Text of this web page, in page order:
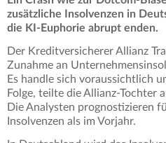
zusätzliche Insolvenzen in
die KI-Euphorie abrupt enden.
Der Kreditversicherer Allianz
Zunahme an
Es handle sich voraussichtlich
Folge, teilte die Allianz-Tochter
Die Analysten prognostizieren
Insolvenzen als im Vorjahr.